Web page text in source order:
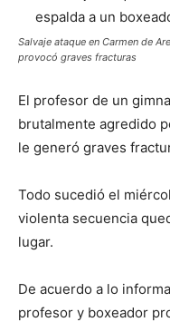
Salvaje ataque en Carmen de
provocó graves fracturas
El profesor de un
brutalmente agredido
le generó graves
Todo sucedió el
violenta secuencia
lugar.
De acuerdo a lo
profesor y boxeador